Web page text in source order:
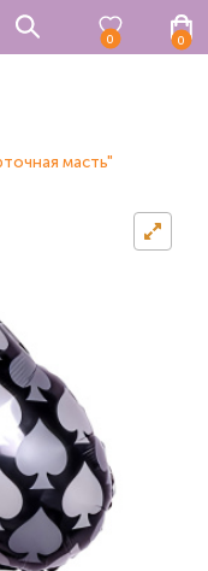
0 0
масть"